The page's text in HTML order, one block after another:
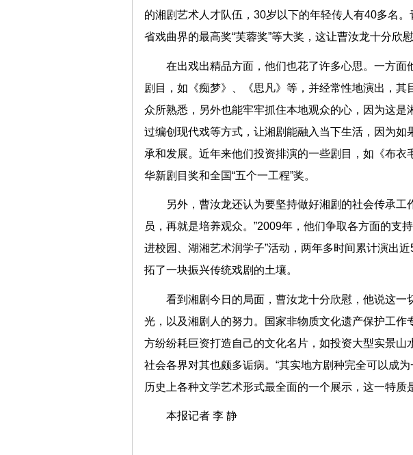
的湘剧艺术人才队伍，30岁以下的年轻传人有40多名
省戏曲界的最高奖“芙蓉奖”等大奖，这让曹汝龙十分欣慰
在出戏出精品方面，他们也花了许多心思。一方面
剧目，如《痴梦》、《思凡》等，并经常性地演出，
众所熟悉，另外也能牢牢抓住本地观众的心，因为这是
过编创现代戏等方式，让湘剧能融入当下生活，因为如
承和发展。近年来他们投资排演的一些剧目，如《布
华新剧目奖和全国“五个一工程”奖。
另外，曹汝龙还认为要坚持做好湘剧的社会传承工
员，再就是培养观众。”2009年，他们争取各方面的支
进校园、湖湘艺术润学子”活动，两年多时间累计演出
拓了一块振兴传统戏剧的土壤。
看到湘剧今日的局面，曹汝龙十分欣慰，他说这一
光，以及湘剧人的努力。国家非物质文化遗产保护工作
方纷纷耗巨资打造自己的文化名片，如投资大型实景山
社会各界对其也颇多诟病。“其实地方剧种完全可以成
历史上各种文学艺术形式最全面的一个展示，这一特质
本报记者 李 静